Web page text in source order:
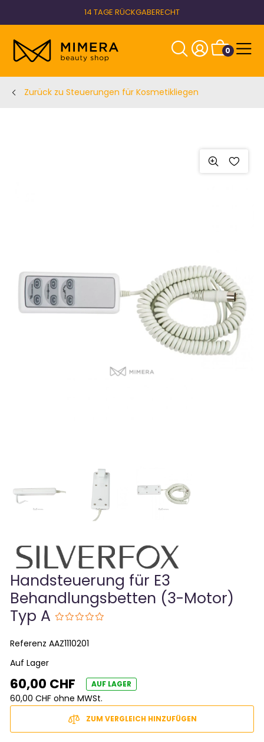
14 TAGE RÜCKGABERECHT
0
Zurück zu Steuerungen für Kosmetikliegen
Handsteuerung für E3
Behandlungsbetten (3-Motor)
Typ A
ReferenzAAZ1110201
Auf Lager
60,00 CHF AUF LAGER
60,00 CHF ohne MWSt.
ZUM VERGLEICH HINZUFÜGEN